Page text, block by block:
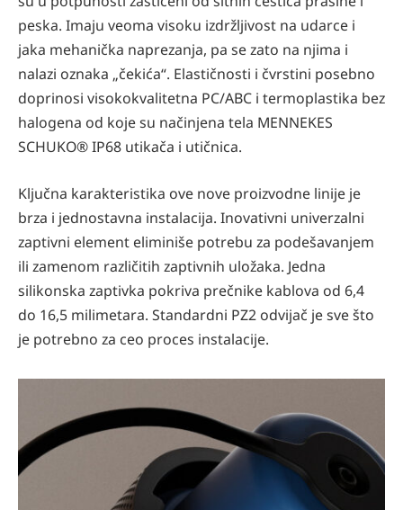
peska. Imaju veoma visoku izdržljivost na udarce i
jaka mehanička naprezanja, pa se zato na njima i
nalazi oznaka „čekića“. Elastičnosti i čvrstini posebno
doprinosi visokokvalitetna PC/ABC i termoplastika bez
halogena od koje su načinjena tela MENNEKES
SCHUKO® IP68 utikača i utičnica.
Ključna karakteristika ove nove proizvodne linije je
brza i jednostavna instalacija. Inovativni univerzalni
zaptivni element eliminiše potrebu za podešavanjem
ili zamenom različitih zaptivnih uložaka. Jedna
silikonska zaptivka pokriva prečnike kablova od 6,4
do 16,5 milimetara. Standardni PZ2 odvijač je sve što
je potrebno za ceo proces instalacije.